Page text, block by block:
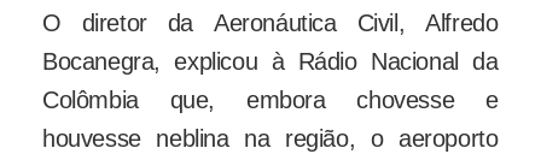
O diretor da Aeronáutica Civil, Alfredo
Bocanegra, explicou à Rádio Nacional da
Colômbia que, embora chovesse e
houvesse neblina na região, o aeroporto